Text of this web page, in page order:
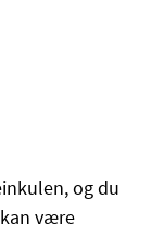
og du
være